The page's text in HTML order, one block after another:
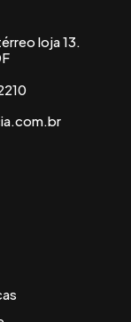
loja 13.